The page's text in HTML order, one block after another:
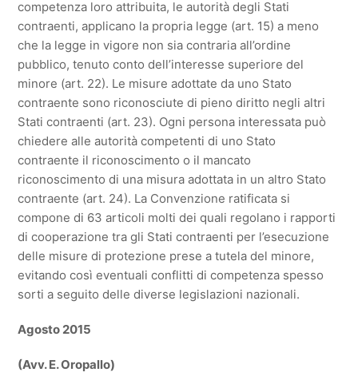
competenza loro attribuita, le autorità degli Stati
contraenti, applicano la propria legge (art. 15) a meno
che la legge in vigore non sia contraria all’ordine
pubblico, tenuto conto dell’interesse superiore del
minore (art. 22). Le misure adottate da uno Stato
contraente sono riconosciute di pieno diritto negli altri
Stati contraenti (art. 23). Ogni persona interessata può
chiedere alle autorità competenti di uno Stato
contraente il riconoscimento o il mancato
riconoscimento di una misura adottata in un altro Stato
contraente (art. 24). La Convenzione ratificata si
compone di 63 articoli molti dei quali regolano i rapporti
di cooperazione tra gli Stati contraenti per l’esecuzione
delle misure di protezione prese a tutela del minore,
evitando così eventuali conflitti di competenza spesso
sorti a seguito delle diverse legislazioni nazionali.
Agosto 2015
(Avv. E. Oropallo)